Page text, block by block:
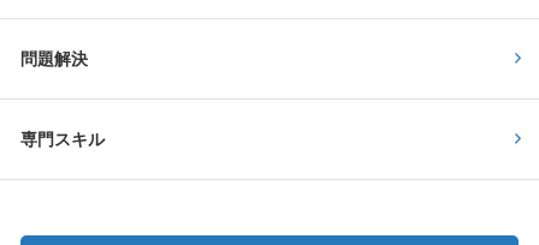
問題解決
専門スキル